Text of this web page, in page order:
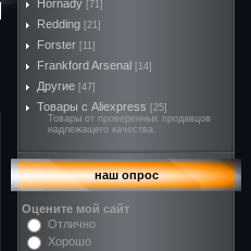
Hornady [71]
Redding [21]
Forster [11]
Frankford Arsenal [14]
Другие [47]
Товары с Aliexpress [25]
Товары от проверенных продавцов
надлежащего качества.
наш опрос
Оцените мой сайт
Отлично
Хорошо